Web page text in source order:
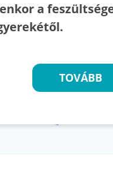
a
TOVÁBB